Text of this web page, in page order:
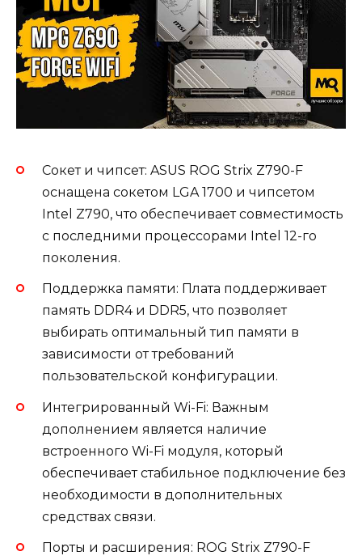
Сокет и чипсет: ASUS ROG Strix Z790-F
оснащена сокетом LGA 1700 и чипсетом
Intel Z790, что обеспечивает совместимость
с последними процессорами Intel 12-го
поколения.
Поддержка памяти: Плата поддерживает
память DDR4 и DDR5, что позволяет
выбирать оптимальный тип памяти в
зависимости от требований
пользовательской конфигурации.
Интегрированный Wi-Fi: Важным
дополнением является наличие
встроенного Wi-Fi модуля, который
обеспечивает стабильное подключение без
необходимости в дополнительных
средствах связи.
Порты и расширения: ROG Strix Z790-F